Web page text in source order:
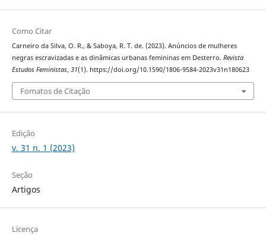
Como Citar
Carneiro da Silva, O. R., & Saboya, R. T. de. (2023). Anúncios de mulheres
negras escravizadas e as dinâmicas urbanas femininas em Desterro. Revista
Estudos Feministas, 31(1). https://doi.org/10.1590/1806-9584-2023v31n180623
Fomatos de Citação
Edição
v. 31 n. 1 (2023)
Seção
Artigos
Licença